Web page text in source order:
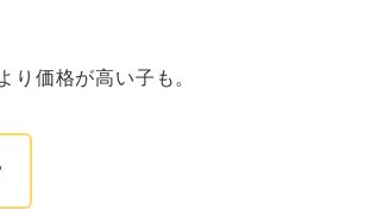
り価格が高い子も。